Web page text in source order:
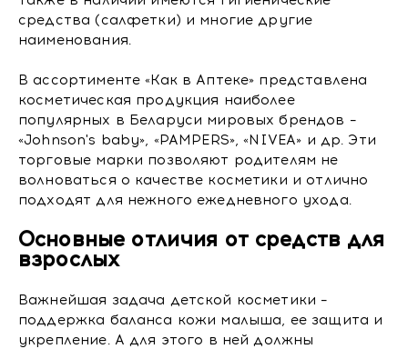
средства (салфетки) и многие другие
наименования.
В ассортименте «Как в Аптеке» представлена
косметическая продукция наиболее
популярных в Беларуси мировых брендов –
«Johnson's baby», «PAMPERS», «NIVEA» и др. Эти
торговые марки позволяют родителям не
волноваться о качестве косметики и отлично
подходят для нежного ежедневного ухода.
Основные отличия от средств для
взрослых
Важнейшая задача детской косметики –
поддержка баланса кожи малыша, ее защита и
укрепление. А для этого в ней должны